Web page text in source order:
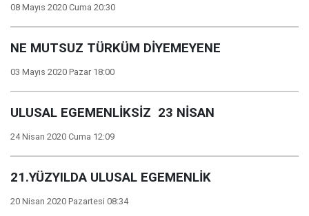
08 Mayıs 2020 Cuma 20:30
NE MUTSUZ TÜRKÜM DİYEMEYENE
03 Mayıs 2020 Pazar 18:00
ULUSAL EGEMENLİKSİZ 23 NİSAN
24 Nisan 2020 Cuma 12:09
21.YÜZYILDA ULUSAL EGEMENLİK
20 Nisan 2020 Pazartesi 08:34